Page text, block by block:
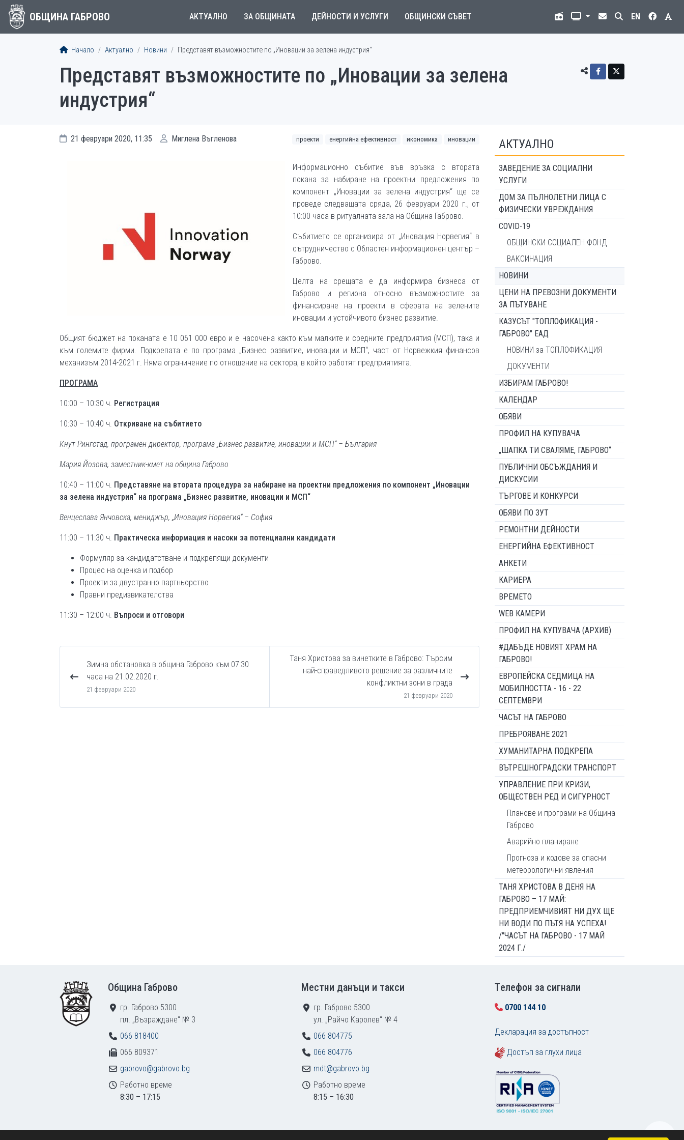
ОБЩИНА ГАБРОВО АКТУАЛНО ЗА ОБЩИНАТА ДЕЙНОСТИ И УСЛУГИ ОБЩИНСКИ СЪВЕТ EN
Начало Актуално Новини Представят възможностите по „Иновации за зелена индустрия“
Представят възможностите по „Иновации за зелена
индустрия“
21 февруари 2020, 11:35 Миглена Въгленова проекти енергийна ефективност икономика иновации
Информационно събитие във връзка с втората
покана за набиране на проектни предложения по
компонент „Иновации за зелена индустрия“ ще се
проведе следващата сряда, 26 февруари 2020 г., от
10:00 часа в ритуалната зала на Община Габрово.
Събитието се организира от „Иновация Норвегия“ в
сътрудничество с Областен информационен център –
Габрово.
Целта на срещата е да информира бизнеса от
Габрово и региона относно възможностите за
финансиране на проекти в сферата на зелените
иновации и устойчивото бизнес развитие.
Общият бюджет на поканата е 10 061 000 евро и е насочена както към малките и средните предприятия (МСП), така и
към големите фирми. Подкрепата е по програма „Бизнес развитие, иновации и МСП“, част от Норвежкия финансов
механизъм 2014-2021 г. Няма ограничение по отношение на сектора, в който работят предприятията.
ПРОГРАМА
10:00 – 10:30 ч. Регистрация
10:30 – 10:40 ч. Откриване на събитието
Кнут Рингстад, програмен директор, програма „Бизнес развитие, иновации и МСП“ – България
Мария Йозова, заместник-кмет на община Габрово
10:40 – 11:00 ч. Представяне на втората процедура за набиране на проектни предложения по компонент „Иновации
за зелена индустрия“ на програма „Бизнес развитие, иновации и МСП“
Венцеслава Янчовска, мениджър, „Иновация Норвегия“ – София
11:00 – 11:30 ч. Практическа информация и насоки за потенциални кандидати
Формуляр за кандидатстване и подкрепящи документи
Процес на оценка и подбор
Проекти за двустранно партньорство
Правни предизвикателства
11:30 – 12:00 ч. Въпроси и отговори
Зимна обстановка в община Габрово към 07:30
часа на 21.02.2020 г.
21 февруари 2020
Таня Христова за винетките в Габрово: Търсим
най-справедливото решение за различните
конфликтни зони в града
21 февруари 2020
АКТУАЛНО
ЗАВЕДЕНИЕ ЗА СОЦИАЛНИ
УСЛУГИ
ДОМ ЗА ПЪЛНОЛЕТНИ ЛИЦА С
ФИЗИЧЕСКИ УВРЕЖДАНИЯ
COVID-19
ОБЩИНСКИ СОЦИАЛЕН ФОНД
ВАКСИНАЦИЯ
НОВИНИ
ЦЕНИ НА ПРЕВОЗНИ ДОКУМЕНТИ
ЗА ПЪТУВАНЕ
КАЗУСЪТ "ТОПЛОФИКАЦИЯ -
ГАБРОВО" ЕАД
НОВИНИ за ТОПЛОФИКАЦИЯ
ДОКУМЕНТИ
ИЗБИРАМ ГАБРОВО!
КАЛЕНДАР
ОБЯВИ
ПРОФИЛ НА КУПУВАЧА
„ШАПКА ТИ СВАЛЯМЕ, ГАБРОВО“
ПУБЛИЧНИ ОБСЪЖДАНИЯ И
ДИСКУСИИ
ТЪРГОВЕ И КОНКУРСИ
ОБЯВИ ПО ЗУТ
РЕМОНТНИ ДЕЙНОСТИ
ЕНЕРГИЙНА ЕФЕКТИВНОСТ
АНКЕТИ
КАРИЕРА
ВРЕМЕТО
WEB КАМЕРИ
ПРОФИЛ НА КУПУВАЧА (АРХИВ)
#ДАБЪДЕ НОВИЯТ ХРАМ НА
ГАБРОВО!
ЕВРОПЕЙСКА СЕДМИЦА НА
МОБИЛНОСТТА - 16 - 22
СЕПТЕМВРИ
ЧАСЪТ НА ГАБРОВО
ПРЕБРОЯВАНЕ 2021
ХУМАНИТАРНА ПОДКРЕПА
ВЪТРЕШНОГРАДСКИ ТРАНСПОРТ
УПРАВЛЕНИЕ ПРИ КРИЗИ,
ОБЩЕСТВЕН РЕД И СИГУРНОСТ
Планове и програми на Община
Габрово
Аварийно планиране
Прогноза и кодове за опасни
метеорологични явления
ТАНЯ ХРИСТОВА В ДЕНЯ НА
ГАБРОВО – 17 МАЙ:
ПРЕДПРИЕМЧИВИЯТ НИ ДУХ ЩЕ
НИ ВОДИ ПО ПЪТЯ НА УСПЕХА!
/"ЧАСЪТ НА ГАБРОВО - 17 МАЙ
2024 Г./
Община Габрово
гр. Габрово 5300
пл. „Възраждане“ № 3
066 818400
066 809371
gabrovo@gabrovo.bg
Работно време
8:30 – 17:15
Местни данъци и такси
гр. Габрово 5300
ул. „Райчо Каролев“ № 4
066 804775
066 804776
mdt@gabrovo.bg
Работно време
8:15 – 16:30
Tелефон за сигнали
0700 144 10
Декларация за достъпност
Достъп за глухи лица